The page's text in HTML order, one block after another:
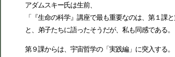
アダムスキー氏は生前、
「『生命の科学』講座で最も重要なのは、第１課と
と、弟子たちに語ったそうだが、私も同感である。
第９課からは、宇宙哲学の「実践編」に突入する。